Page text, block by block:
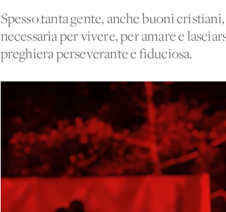
Spesso tanta gente, anche buoni
necessaria per vivere, per amare e
preghiera perseverante e fiduciosa.